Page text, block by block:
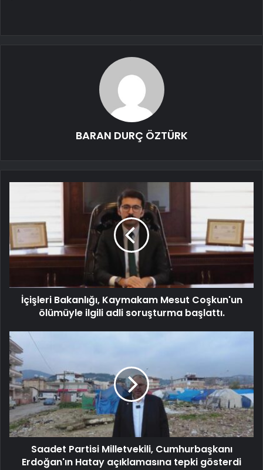
BARAN DURÇ ÖZTÜRK
İçişleri Bakanlığı, Kaymakam Mesut Coşkun'un
ölümüyle ilgili adli soruşturma başlattı.
Saadet Partisi Milletvekili, Cumhurbaşkanı
Erdoğan'ın Hatay açıklamasına tepki gösterdi